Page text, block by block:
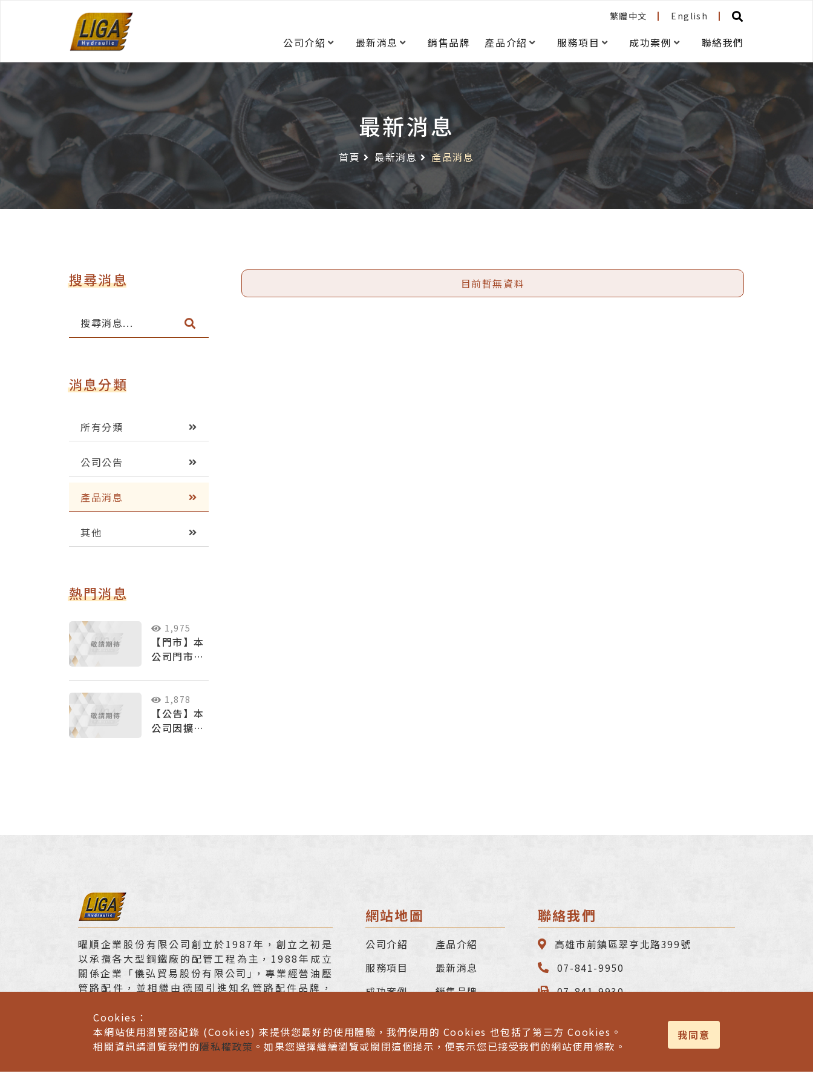
繁體中文 English
公司介紹 最新消息 銷售品牌 產品介紹 服務項目 成功案例 聯絡我們
最新消息
首頁 最新消息 產品消息
搜尋消息
.消息分類
所有分類
公司公告
產品消息
其他
熱門消息
1,975
【門市】本
公司門市入
一街
1,878
【公告】本
公司因擴大
目前暫無資料
曜順企業股份有限公司創立於1987年，創立之初是
以承攬各大型鋼鐵廠的配管工程為主，1988年成立
關係企業「儀弘貿易股份有限公司｣，專業經營油壓
管路配件，並相繼由德國引進知名管路配件品牌，
精密鋼管｣、「STAUFF測試接頭、過濾器、管
夾｣。
網站地圖
公司介紹
產品介紹
服務項目
最新消息
成功案例
銷售品牌
聯絡我們
高雄市前鎮區翠亨北路399號
07-841-9950
07-841-9930
Cookies：
本網站使用瀏覽器紀錄 (Cookies) 來提供您最好的使用體驗，我們使用的 Cookies 也包括了第三方 Cookies。
相關資訊請瀏覽我們的隱私權政策 。如果您選擇繼續瀏覽或關閉這個提示，便表示您已接受我們的網站使用條款。
我同意